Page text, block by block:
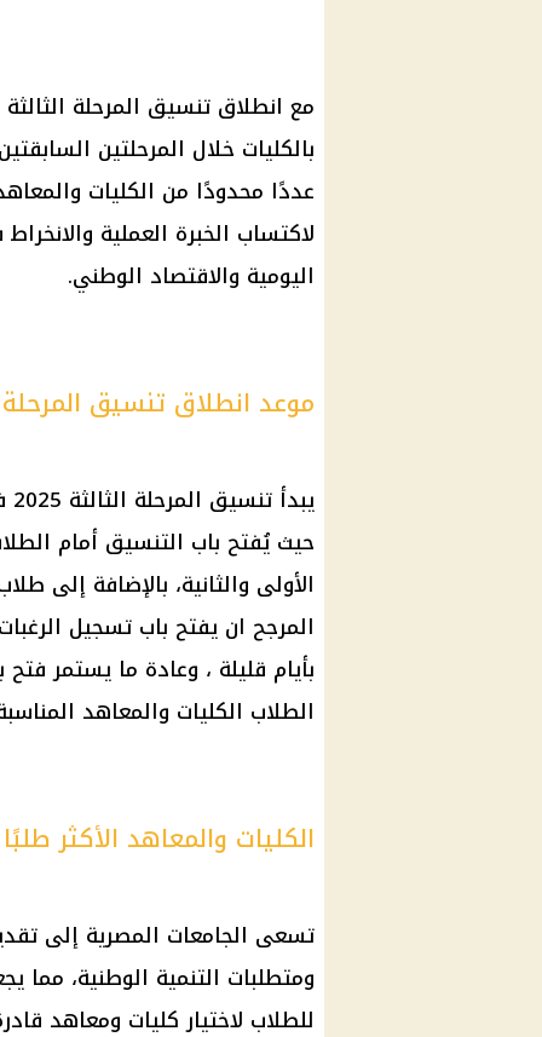
مع انطلاق تنسيق المرحلة الثالثة 2025
بالكليات خلال المرحلتين
عددًا محدودًا من الكليات
لاكتساب الخبرة العملية
اليومية والاقتصاد الوطني.
موعد انطلاق تنسيق المرحلة الثالثة 2025
يبدأ تنسيق المرحلة الثالثة
حيث يُفتح باب التنسيق أمام
الأولى والثانية، بالإضافة إلى
المرجح ان يفتح باب تسجيل
بأيام قليلة ، وعادة ما يستمر
الطلاب الكليات والمعاهد
الكليات والمعاهد الأكثر
تسعى الجامعات المصرية إلى
ومتطلبات التنمية الوطنية، مما
للطلاب لاختيار كليات ومعاهد